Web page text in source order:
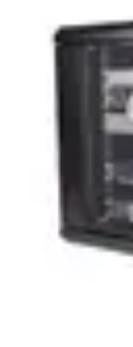
Conseils SécuritéChoix
Choix de
Serrure et Sécurité